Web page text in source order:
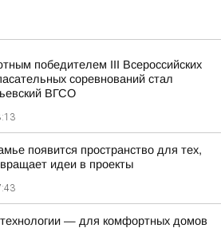
победителем III Всероссийских
соревнований стал
ВГСО
появится пространство для тех,
идеи в проекты
— для комфортных домов